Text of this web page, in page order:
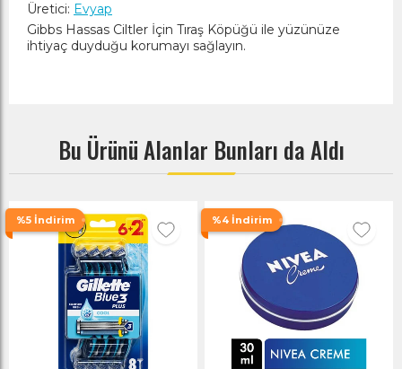
Üretici: Evyap
Gibbs Hassas Ciltler İçin Tıraş Köpüğü ile yüzünüze
ihtiyaç duyduğu korumayı sağlayın.
Bu Ürünü Alanlar Bunları da Aldı
%5 İndirim %4 İndirim